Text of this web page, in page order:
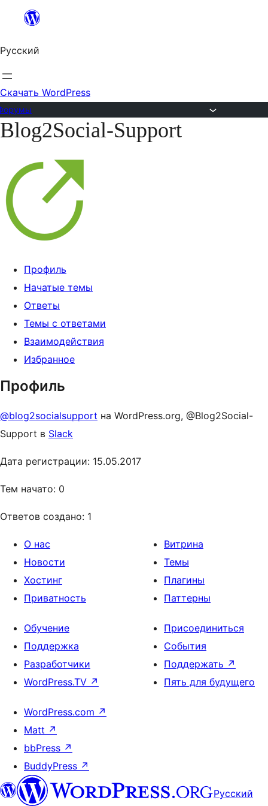
Перейти
содержимому
Русский
Скачать WordPress
Перейти
содержимому
Blog2Social-Support
Профиль
Начатые темы
Ответы
Темы с ответами
Взаимодействия
Избранное
Профиль
@blog2socialsupport на WordPress.org, @Blog2Social-
Support в Slack
Дата регистрации: 15.05.2017
Тем начато: 0
Ответов создано: 1
О нас
Новости
Хостинг
Приватность
Витрина
Темы
Плагины
Паттерны
Обучение
Поддержка
Разработчики
WordPress.TV ↗
Присоединиться
События
Поддержать ↗
Пять для будущего
WordPress.com ↗
Matt ↗
bbPress ↗
BuddyPress ↗
Русский